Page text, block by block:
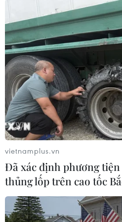
Kinh tế Mỹ bất ngờ mất
23.000 việc làm trong
tháng 7
07/08/2026 13:57
Cần Thơ thúc đẩy hợp tác
du lịch với đối tác Hàn
vietnamplus.vn
Đã xác định phương
thủng lốp trên cao tốc